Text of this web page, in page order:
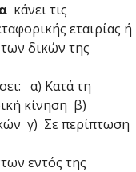
κάνει τις
εταιρίας ή
δικών της
α) Κατά τη
κίνηση β)
γ) Σε περίπτωση
εντός της